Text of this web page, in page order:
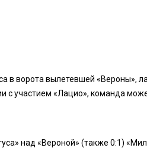
в ворота вылетевшей «Вероны»,
с участием «Лацио», команда
над «Вероной» (также 0:1)